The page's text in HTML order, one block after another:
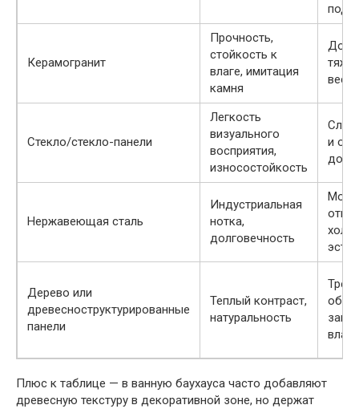
Керамогранит
Прочность,
стойкость к
влаге, имитация
камня
весу
Стекло/стекло-панели
Легкость
визуального
восприятия,
износостойкость
и
Нержавеющая сталь
Индустриальная
нотка,
долговечность
Дерево или
древесноструктурированные
панели
Теплый контраст,
натуральность
влаги
Плюс к таблице — в ванную баухауса часто добавляют
древесную текстуру в декоративной зоне, но держат